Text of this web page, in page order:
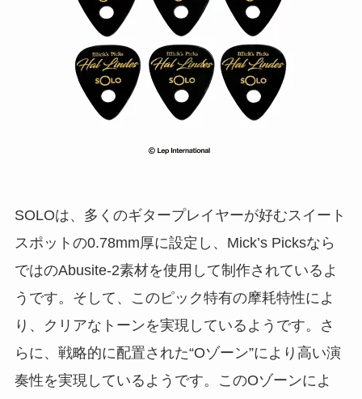
SOLOは、多くのギタープレイヤーが好むスイート
スポットの0.78mm厚に設定し、Mick’s Picksなら
ではのAbusite-2素材を使用して制作されているよ
うです。そして、このピック特有の摩耗特性によ
り、クリアなトーンを実現しているようです。さ
らに、戦略的に配置された“Oゾーン”により高い演
奏性を実現しているようです。このOゾーンによ